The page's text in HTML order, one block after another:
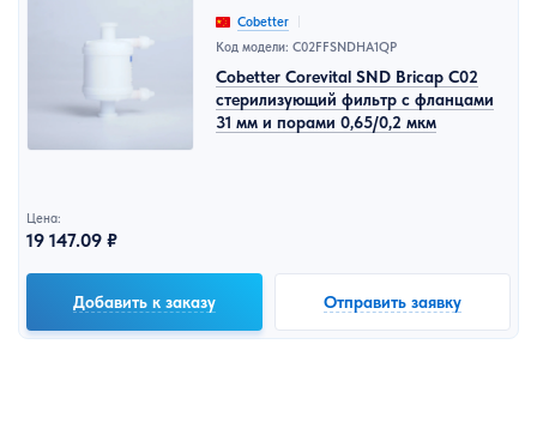
Cobetter
Код модели: C02FFSNDHA1QP
Cobetter Corevital SND Bricap C02
стерилизующий фильтр с фланцами
31 мм и порами 0,65/0,2 мкм
Цена:
19 147.09 ₽
Добавить к заказу Отправить заявку